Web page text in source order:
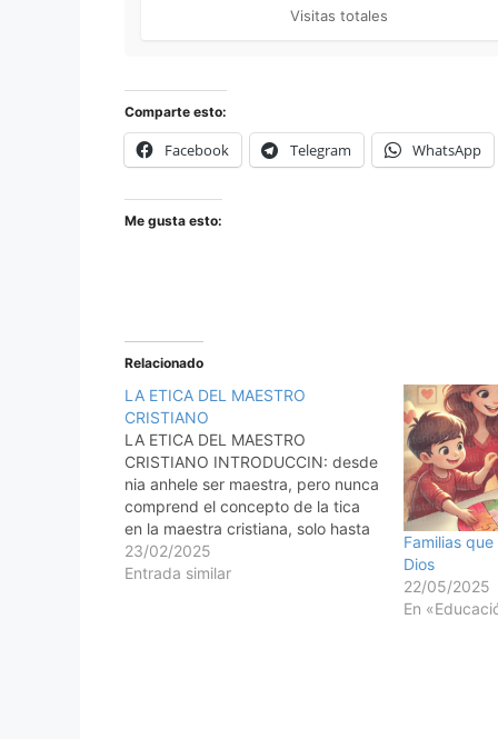
Visitas totales
Comparte esto:
Facebook Telegram WhatsApp
Me gusta esto:
Relacionado
LA ETICA DEL MAESTRO
CRISTIANO
LA ETICA DEL MAESTRO
CRISTIANO INTRODUCCIN: desde
nia anhele ser maestra, pero nunca
comprend el concepto de la tica
en la maestra cristiana, solo hasta
que crec y me convert en una de
ellas. Comprend el concepto
23/02/2025
Entrada similar
Familias
Dios
22/05/2025
En